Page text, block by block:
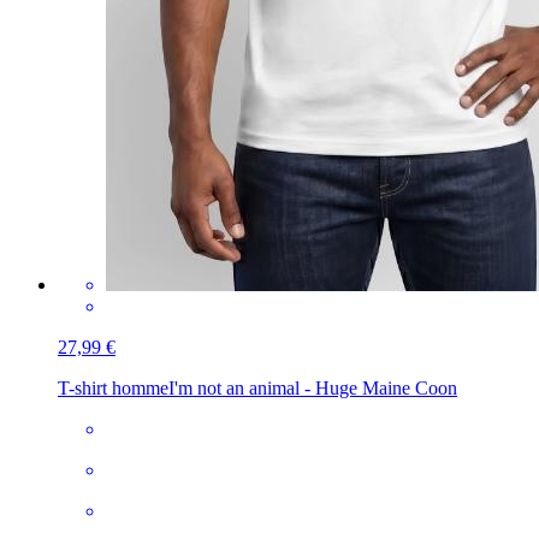
27,99 €
T-shirt hommeI'm not an animal - Huge Maine Coon